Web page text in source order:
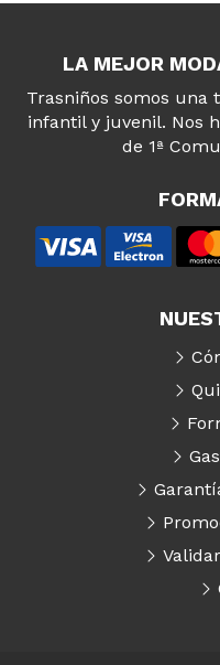
LA MEJOR
Trasniños somos una
infantil y juvenil. Nos
de 1ª